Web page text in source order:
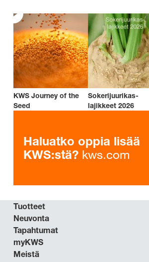
KWS Journey of the
Seed
Sokerijuurikas-
lajikkeet 2026
Haluatko oppia lisää
KWS:stä? kws.com
Tuotteet
Neuvonta
Tapahtumat
myKWS
Meistä